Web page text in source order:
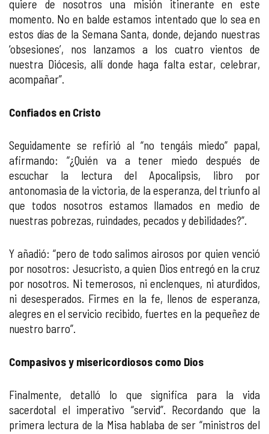
quiere de nosotros una misión itinerante en este
momento. No en balde estamos intentado que lo sea en
estos días de la Semana Santa, donde, dejando nuestras
‘obsesiones’, nos lanzamos a los cuatro vientos de
nuestra Diócesis, allí donde haga falta estar, celebrar,
acompañar”.
Confiados en Cristo
Seguidamente se refirió al “no tengáis miedo” papal,
afirmando: “¿Quién va a tener miedo después de
escuchar la lectura del Apocalipsis, libro por
antonomasia de la victoria, de la esperanza, del triunfo al
que todos nosotros estamos llamados en medio de
nuestras pobrezas, ruindades, pecados y debilidades?”.
Y añadió: “pero de todo salimos airosos por quien venció
por nosotros: Jesucristo, a quien Dios entregó en la cruz
por nosotros. Ni temerosos, ni enclenques, ni aturdidos,
ni desesperados. Firmes en la fe, llenos de esperanza,
alegres en el servicio recibido, fuertes en la pequeñez de
nuestro barro”.
Compasivos y misericordiosos como Dios
Finalmente, detalló lo que significa para la vida
sacerdotal el imperativo “servid”. Recordando que la
primera lectura de la Misa hablaba de ser “ministros del